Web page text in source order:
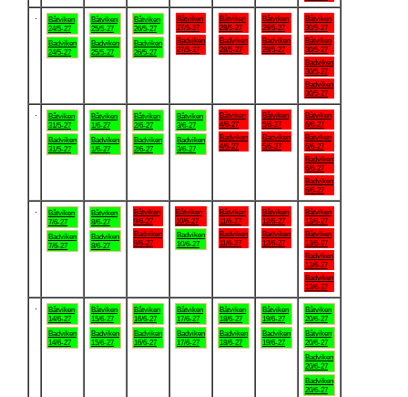
Båtviken
24/5-27
Badviken
24/5-27
Båtviken
25/5-27
Badviken
25/5-27
Båtviken
26/5-27
Badviken
26/5-27
Båtviken
27/5-27
Badviken
27/5-27
Båtviken
28/5-27
Badviken
28/5-27
Båtviken
29/5-27
Badviken
29/5-27
Båtviken
30/5-27
Båtviken
30/5-27
Badviken
30/5-27
Badviken
30/5-27
Båtviken
31/5-27
Badviken
31/5-27
Båtviken
1/6-27
Badviken
1/6-27
Båtviken
2/6-27
Badviken
2/6-27
Båtviken
3/6-27
Badviken
3/6-27
Båtviken
4/6-27
Badviken
4/6-27
Båtviken
5/6-27
Badviken
5/6-27
Båtviken
6/6-27
Båtviken
6/6-27
Badviken
6/6-27
Badviken
6/6-27
Båtviken
7/6-27
Badviken
7/6-27
Båtviken
8/6-27
Badviken
8/6-27
Båtviken
9/6-27
Badviken
9/6-27
Båtviken
10/6-27
Badviken
10/6-27
Båtviken
11/6-27
Badviken
11/6-27
Båtviken
12/6-27
Badviken
12/6-27
Båtviken
13/6-27
Båtviken
13/6-27
Badviken
13/6-27
Badviken
13/6-27
Båtviken
14/6-27
Badviken
14/6-27
Båtviken
15/6-27
Badviken
15/6-27
Båtviken
16/6-27
Badviken
16/6-27
Båtviken
17/6-27
Badviken
17/6-27
Båtviken
18/6-27
Badviken
18/6-27
Båtviken
19/6-27
Badviken
19/6-27
Båtviken
20/6-27
Båtviken
20/6-27
Badviken
20/6-27
Badviken
20/6-27